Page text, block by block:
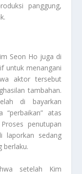
panggung,
Seon Ho juga di
untuk menangani
aktor tersebut
tambahan.
di bayarkan
“perbaikan” atas
penutupan
laporkan sedang
berlaku.
setelah Kim